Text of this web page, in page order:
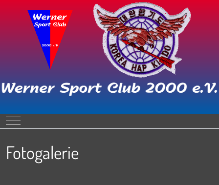
Mobile Menu Toggle
Fotogalerie